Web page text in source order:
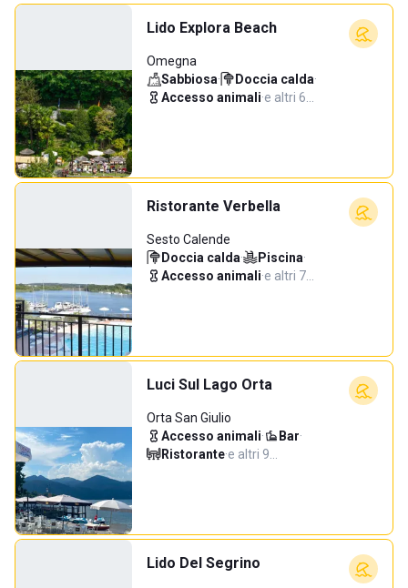
Lido Explora Beach
Omegna
Sabbiosa· Doccia calda·
Accesso animali·e altri 6…
Ristorante Verbella
Sesto Calende
Doccia calda· Piscina·
Accesso animali·e altri 7…
Luci Sul Lago Orta
Orta San Giulio
Accesso animali· Bar·
Ristorante·e altri 9…
Lido Del Segrino